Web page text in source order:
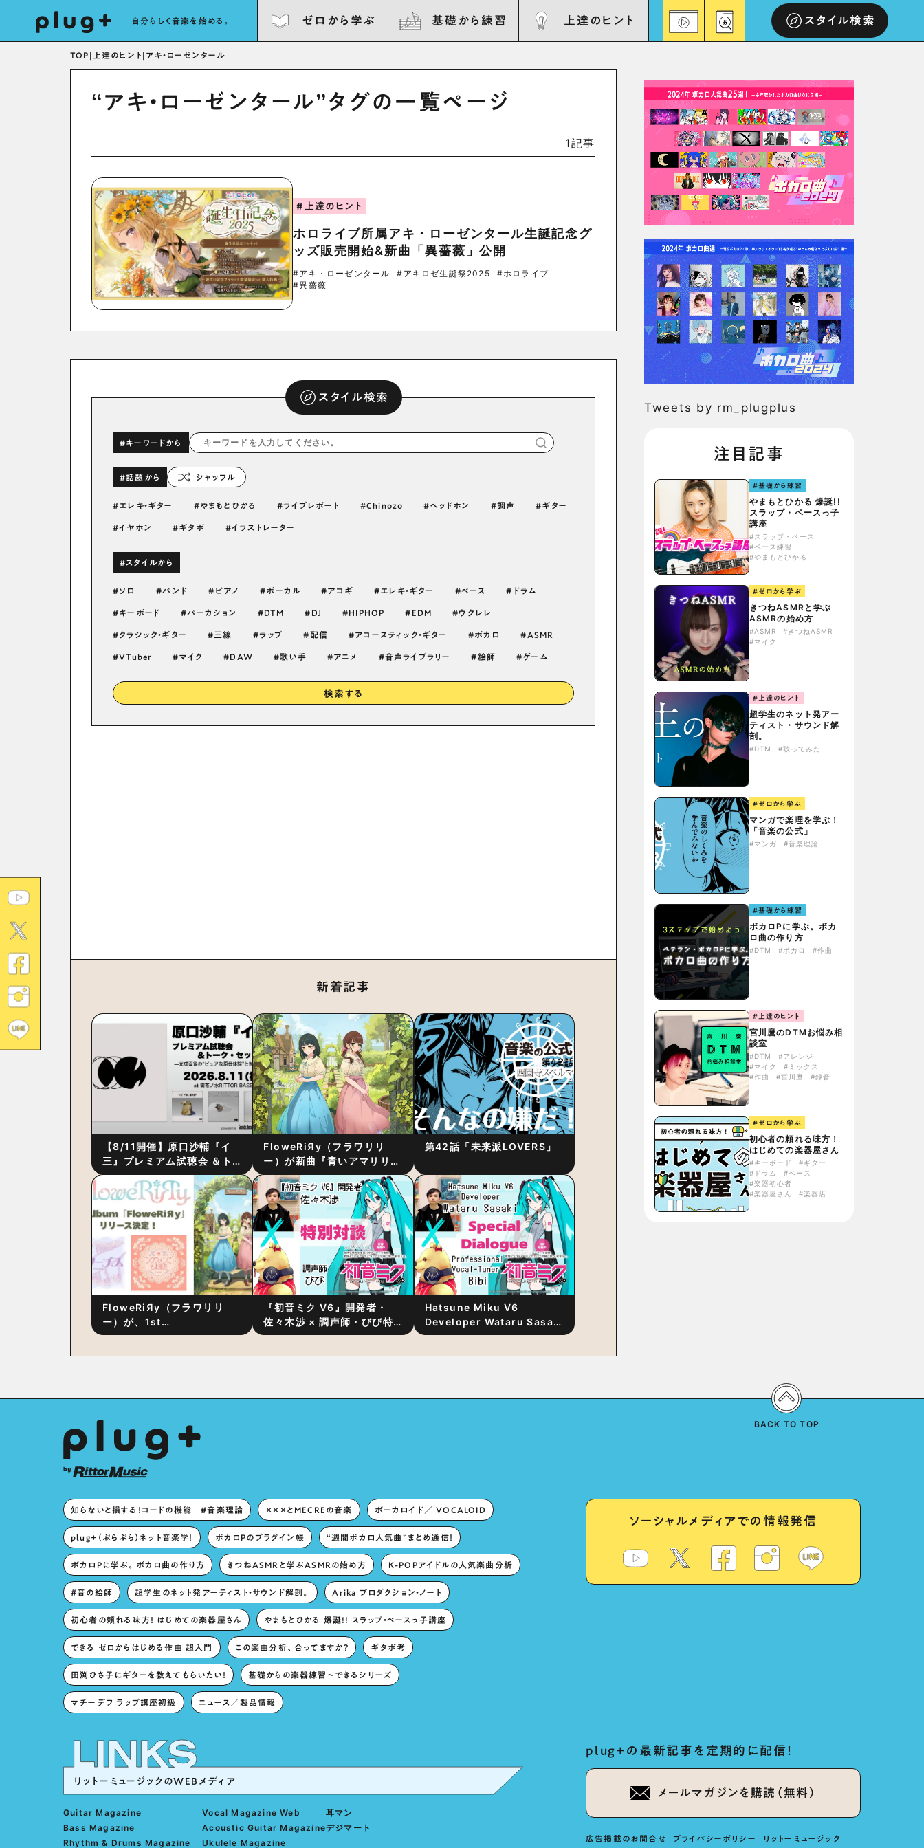
自分らしく音楽を始める。 ゼロから学ぶ 基礎から練習 上達のヒント スタイル検索
TOP | 上達のヒント | アキ・ローゼンタール
“アキ・ローゼンタール”タグの一覧ページ
1記事
#上達のヒント
ホロライブ所属アキ・ローゼンタール生誕記念グ
ッズ販売開始&新曲「異薔薇」公開
#アキ・ローゼンタール #アキロゼ生誕祭2025
#ホロライブ
#異薔薇
スタイル検索
#キーワードから
#話題から シャッフル
エレキ・ギター やまもとひかる ライブレポート Chinozo ヘッドホン 調声 ギター
イヤホン ギタボ イラストレーター
#スタイルから
ソロ バンド ピアノ ボーカル アコギ エレキ・ギター ベース ドラム
キーボード パーカション DTM DJ HIPHOP EDM ウクレレ
クラシック・ギター 三線 ラップ 配信 アコースティック・ギター ボカロ ASMR
VTuber マイク DAW 歌い手 アニメ 音声ライブラリー 絵師 ゲーム
検索する
新着記事
【8/11開催】原口沙輔『イ
三』プレミアム試聴会 ＆ト
ーク・セッション 〜完成直
後の“ピュアな原音体験”と制
作秘話
FloweRiЯy（フラワリリ
ー）が新曲『青いアマリリ
ス』をリリース！1stアルバ
ム詳細も発表
第42話「未来派LOVERS」
FloweRiЯy（フラワリリ
ー）が、1st
Album『FloweRiЯy』を9
『初音ミク V6』開発者・
佐々木渉 × 調声師・びび特
別対談 〜豊かな歌声表現の
Hatsune Miku V6
Developer Wataru Sasaki
× Professional Vocal-
Tweets by rm_plugplus
注目記事
#基礎から練習
やまもとひかる 爆誕!!
スラップ・ベースっ子
講座
#スラップ・ベース
#ベース練習
#やまもとひかる
#ゼロから学ぶ
きつねASMRと学ぶ
ASMRの始め方
#ASMR
#きつねASMR
#マイク
#上達のヒント
超学生のネット発アー
ティスト・サウンド解
剖。
#DTM #歌ってみた
#ゼロから学ぶ
マンガで楽理を学ぶ！
「音楽の公式」
#マンガ #音楽理論
#基礎から練習
ボカロPに学ぶ。ボカ
ロ曲の作り方
#DTM #ボカロ #作曲
#上達のヒント
宮川麿のDTMお悩み相
談室
#DTM
#アレンジ
#マイク
#ミックス
#作曲
#宮川麿 #録音
#ゼロから学ぶ
初心者の頼れる味方！
はじめての楽器屋さん
#キーボード
#ギター
#ドラム
#ベース
#楽器初心者
#楽器屋さん
#楽器店
知らないと損する！コードの機能 #音楽理論 ×××とMECREの音楽 ボーカロイド／ VOCALOID
plug+（ぷらぷら）ネット音楽学！ ボカロPのプラグイン帳 “週間ボカロ人気曲”まとめ通信！
ボカロPに学ぶ。ボカロ曲の作り方 きつねASMRと学ぶASMRの始め方 K-POPアイドルの人気楽曲分析
#音の絵師 超学生のネット発アーティスト・サウンド解剖。 Arika プロダクション・ノート
初心者の頼れる味方！ はじめての楽器屋さん やまもとひかる 爆誕!! スラップ・ベースっ子講座
できる ゼロからはじめる作曲 超入門 この楽曲分析、合ってますか？ ギタボ考
田渕ひさ子にギターを教えてもらいたい！ 基礎からの楽器練習〜できるシリーズ
マチーデフ ラップ講座初級 ニュース／製品情報
ソーシャルメディアでの情報発信
リットーミュージックのWEBメディア
Guitar Magazine
Bass Magazine
Rhythm & Drums Magazine
Vocal Magazine Web
Acoustic Guitar Magazine
Ukulele Magazine
耳マン
デジマート
plug+の最新記事を定期的に配信！
メールマガジンを購読（無料）
広告掲載のお問合せ プライバシーポリシー リットーミュージック
BACK TO TOP